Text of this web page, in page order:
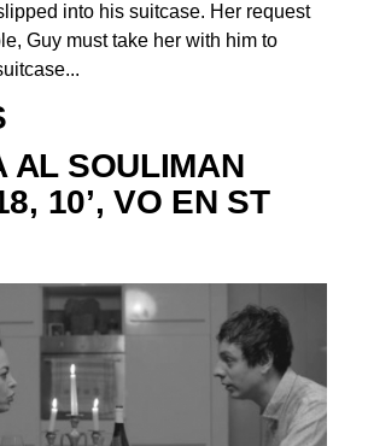
into his suitcase. Her request
Guy must take her with him to
..
AL SOULIMAN
10’, VO EN ST